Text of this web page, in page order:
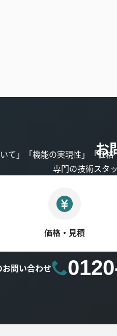
お
いて」「機能の実現性」「価
専門の技術スタ
価格・見積
問い合わせ